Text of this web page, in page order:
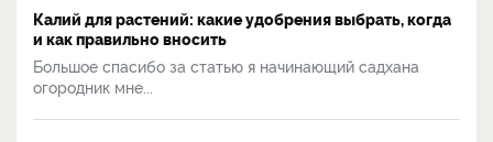
Калий для растений: какие удобрения выбрать, когда
и как правильно вносить
Большое спасибо за статью я начинающий садхана
огородник мне...